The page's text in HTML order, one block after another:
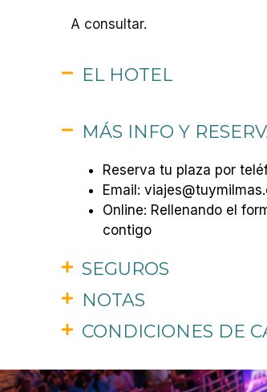
A consultar.
EL HOTEL
MÁS INFO Y
Reserva tu plaza por
Email:
Online: Rellenando el
contigo
SEGUROS
NOTAS
CONDICIONES DE